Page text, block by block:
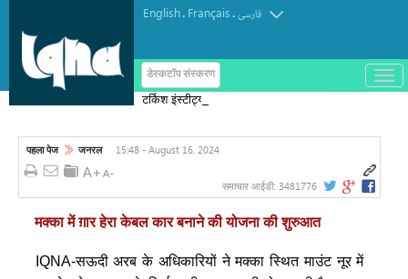
English. Français.فارسی
डेस्कटॉप संस्करण
ب
ا
टर्किश इंस्टीट्यूट ऑफ इस्लामिक थॉट का
पहला पेज जनरल 15:48 - August 16, 2024
समाचार आईडी: 3481776
मक्का में ग़ार हेरा केबल कार बनाने की योजना की शुरुआत
IQNA-सऊदी अरब के अधिकारियों ने मक्का स्थित माउंट नूर में